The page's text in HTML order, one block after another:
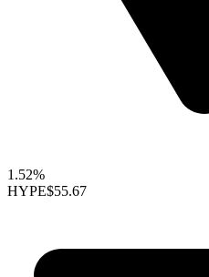
1.52%
HYPE$55.67